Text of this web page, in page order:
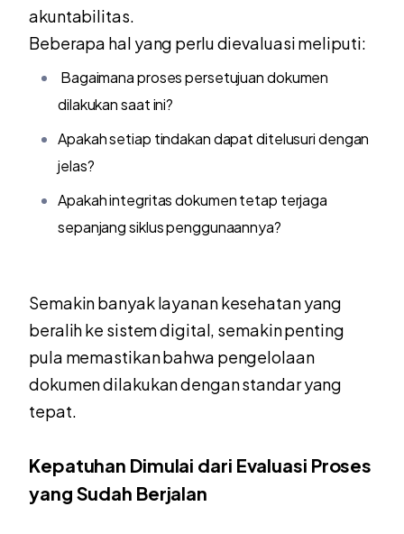
akuntabilitas.
Beberapa hal yang perlu dievaluasi meliputi:
Bagaimana proses persetujuan dokumen
dilakukan saat ini?
Apakah setiap tindakan dapat ditelusuri dengan
jelas?
Apakah integritas dokumen tetap terjaga
sepanjang siklus penggunaannya?
Semakin banyak layanan kesehatan yang
beralih ke sistem digital, semakin penting
pula memastikan bahwa pengelolaan
dokumen dilakukan dengan standar yang
tepat.
Kepatuhan Dimulai dari Evaluasi Proses
yang Sudah Berjalan